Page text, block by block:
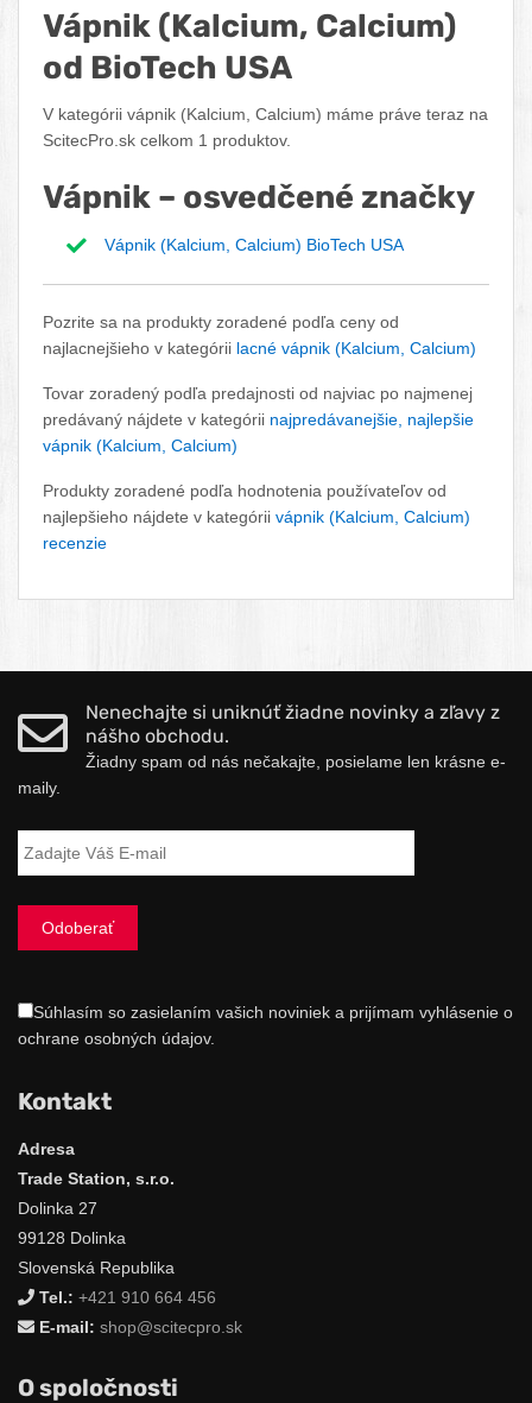
Vápnik (Kalcium, Calcium)
od BioTech USA
V kategórii vápnik (Kalcium, Calcium) máme práve teraz na
ScitecPro.sk celkom 1 produktov.
Vápnik – osvedčené značky
Vápnik (Kalcium, Calcium) BioTech USA
Pozrite sa na produkty zoradené podľa ceny od
najlacnejšieho v kategórii lacné vápnik (Kalcium, Calcium)
Tovar zoradený podľa predajnosti od najviac po najmenej
predávaný nájdete v kategórii najpredávanejšie, najlepšie
vápnik (Kalcium, Calcium)
Produkty zoradené podľa hodnotenia používateľov od
najlepšieho nájdete v kategórii vápnik (Kalcium, Calcium)
recenzie
Nenechajte si uniknúť žiadne novinky a zľavy z
nášho obchodu.
Žiadny spam od nás nečakajte, posielame len krásne e-
maily.
Súhlasím so zasielaním vašich noviniek a prijímam vyhlásenie o
ochrane osobných údajov.
Kontakt
Adresa
Trade Station, s.r.o.
Dolinka 27
99128 Dolinka
Slovenská Republika
Tel.: +421 910 664 456
E-mail: shop@scitecpro.sk
O spoločnosti